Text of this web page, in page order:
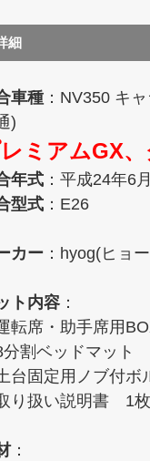
細
車種 ：NV350 キ
)
ミアムGX
年式 ：平成24年6
型式 ：E26
カー ：hyog(ヒョ
ト内容 ：
転席・助手席用
分割ベッドマット
台固定用ノブ付ボ
り扱い説明書 1
：